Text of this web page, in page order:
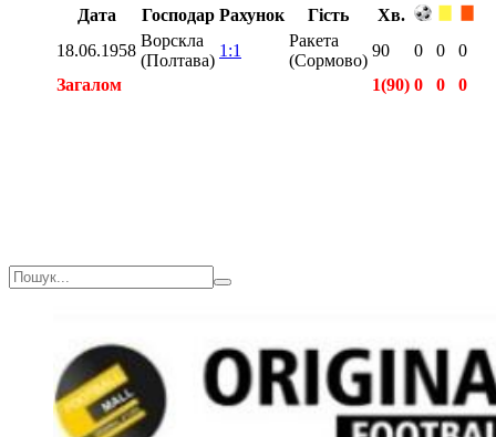
Дата
Господар Рахунок Гість
Хв.
18.06.1958
Ворскла
(Полтава)
1:1
Ракета
(Сормово)
90 0 0
0
Загалом
1(90) 0 0
0